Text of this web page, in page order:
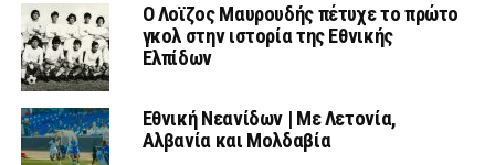
Ο Λοϊζος Μαυρουδής πέτυχε το πρώτο
γκολ στην ιστορία της Εθνικής
Ελπίδων
Εθνική Νεανίδων | Mε Λετονία,
Αλβανία και Μολδαβία